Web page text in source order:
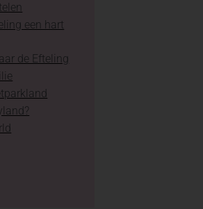
een hart
de Efteling